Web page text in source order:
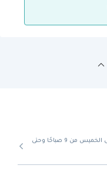
من الأحد إلى الخميس من 9 صباحًا وحتى